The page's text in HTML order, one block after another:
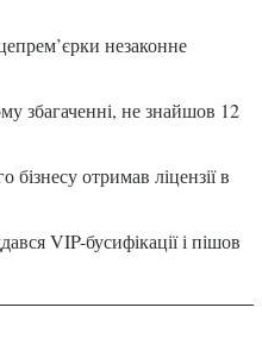
незаконне
збагаченні, не знайшов 12
отримав ліцензії в
VIP-бусифікації і пішов